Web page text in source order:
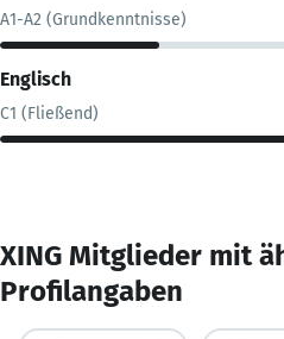
A1-A2 (Grundkenntnisse)
Englisch
C1 (Fließend)
XING Mitglieder mit
Profilangaben